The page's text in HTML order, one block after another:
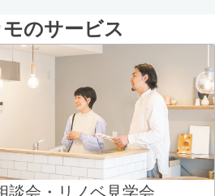
のサービス
談会・リノベ見学会